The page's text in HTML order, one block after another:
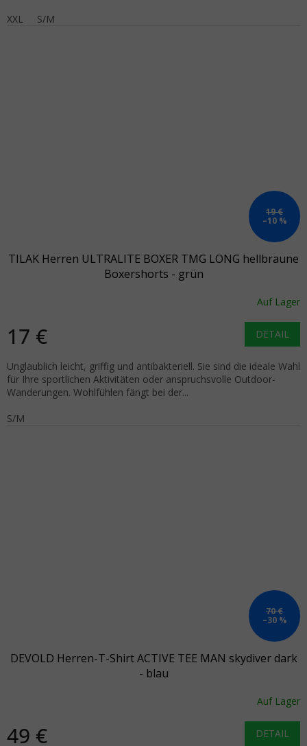
XXL
S/M
19 €
–10 %
TILAK Herren ULTRALITE BOXER TMG LONG hellbraune
Boxershorts - grün
Auf Lager
17 € DETAIL
Unglaublich leicht, griffig und antibakteriell. Sie sind die ideale Wahl
für Ihre sportlichen Aktivitäten oder anspruchsvolle Outdoor-
Wanderungen. Wohlfühlen fängt bei der...
S/M
70 €
–30 %
DEVOLD Herren-T-Shirt ACTIVE TEE MAN skydiver dark
- blau
Auf Lager
49 € DETAIL